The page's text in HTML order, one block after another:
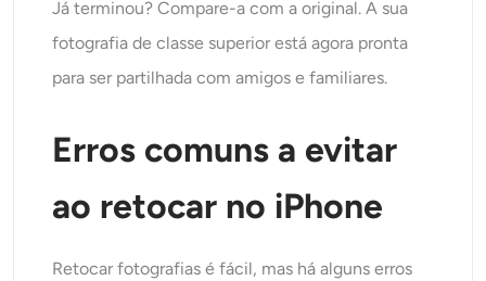
Já terminou? Compare-a com a original. A sua
fotografia de classe superior está agora pronta
para ser partilhada com amigos e familiares.
Erros comuns a evitar
ao retocar no iPhone
Retocar fotografias é fácil, mas há alguns erros